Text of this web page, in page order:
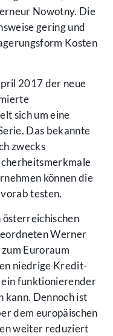
Nowotny. Die
gering und
Kosten
2017 der neue
sich um eine
Das bekannte
zwecks
können die
testen.
Werner
Euroraum
niedrige Kredit-
ein funktionierender
Dennoch ist
dem europäischen
weiter reduziert